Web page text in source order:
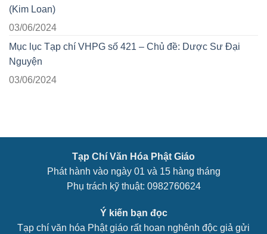
(Kim Loan)
03/06/2024
Mục lục Tạp chí VHPG số 421 – Chủ đề: Dược Sư Đại
Nguyện
03/06/2024
Tạp Chí Văn Hóa Phật Giáo
Phát hành vào ngày 01 và 15 hàng tháng
Phụ trách kỹ thuật: 0982760624
Ý kiến bạn đọc
Tạp chí văn hóa Phật giáo rất hoan nghênh độc giả gửi